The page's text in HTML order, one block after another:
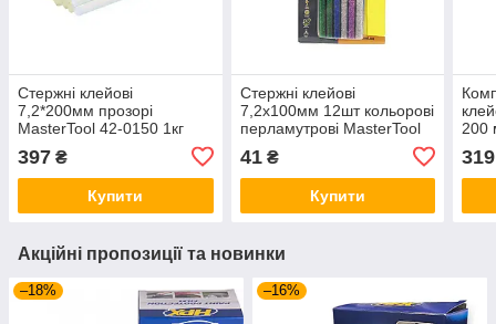
Стержні клейові
7,2*200мм прозорі
MasterTool 42-0150 1кг
397 ₴
Купити
Стержні клейові
7,2х100мм 12шт кольорові
перламутрові MasterTool
41₴
Купити
200
319
Акційні пропозиції та новинки
–18% –16%